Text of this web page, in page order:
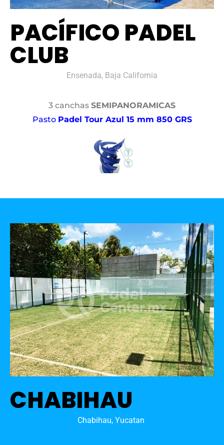
PACÍFICO PADEL
CLUB
Ensenada, Baja California
3 canchas SEMIPANORAMICAS
Pasto Padel Tour Azul 15 mm 850 GRS
CHABIHAU
Chabihau, Yucatan